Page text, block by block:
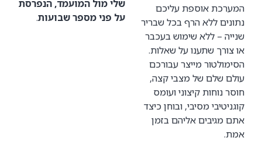
המערכת אוספת עליכם
נתונים ללא הרף בכל שבריר
שנייה – ללא שימוש בעכבר
או צורך שתענו על שאלות.
הסימולטור מייצר עבורכם
עולם שלם של מצבי קצה,
חוסר נוחות קיצוני ועומס
קוגניטיבי מסיבי, ובוחן כיצד
אתם מגיבים אליהם בזמן
אמת.
שלי מול המועמד, הנפרסת
על פני מספר שבועות.